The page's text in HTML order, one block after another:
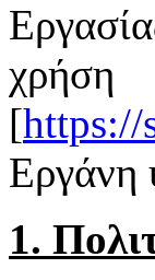
[https://
Εργάνη
1.